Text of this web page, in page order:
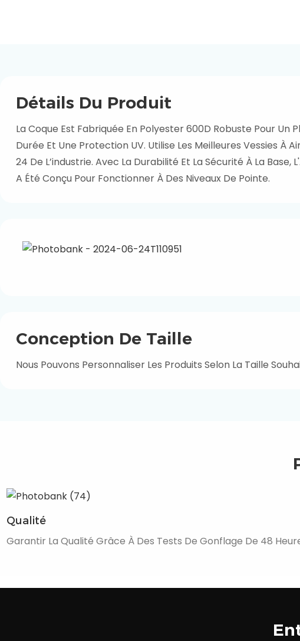
Détails Du Produit
La Coque Est Fabriquée En Polyester 600D Robuste Pour Un
Durée Et Une Protection UV. Utilise Les Meilleures Vessies À
24 De L’industrie. Avec La Durabilité Et La Sécurité À La Base,
A Été Conçu Pour Fonctionner À Des Niveaux De Pointe.
Conception De Taille
Nous Pouvons Personnaliser Les Produits Selon La Taille
Qualité
Garantir La Qualité Grâce À Des Tests De Gonflage De 48